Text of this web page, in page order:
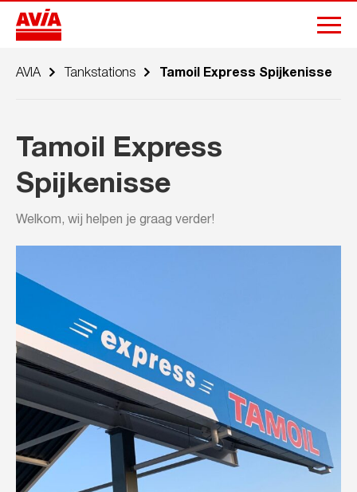
AVIA Tankstations Tamoil Express Spijkenisse
Tamoil Express
Spijkenisse
Welkom, wij helpen je graag verder!